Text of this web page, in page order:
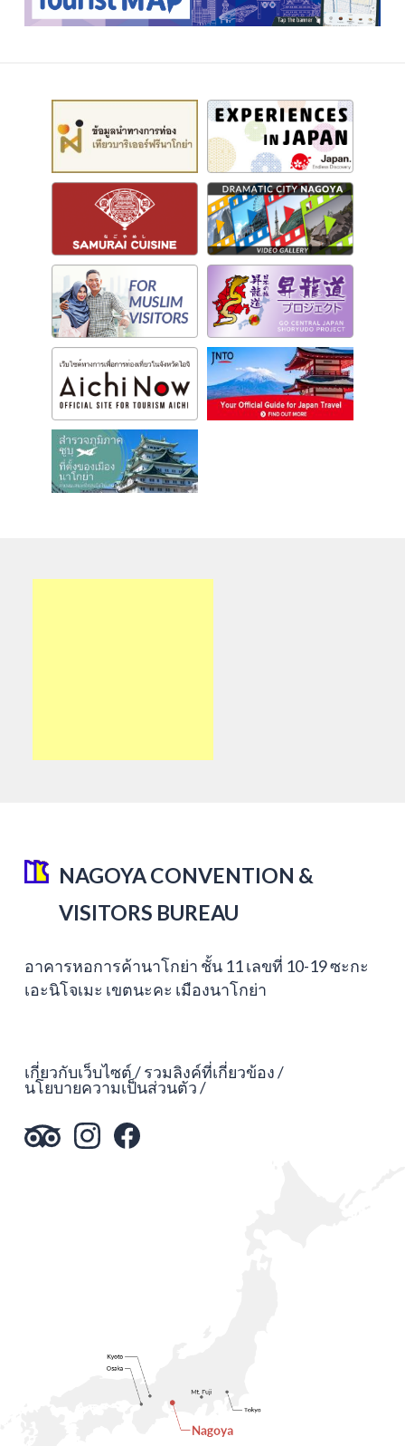
NAGOYA CONVENTION &
VISITORS BUREAU
อาคารหอการค้านาโกย่า ชั้น 11 เลขที่ 10-19 ซะกะ
เอะนิโจเมะ เขตนะคะ เมืองนาโกย่า
เกี่ยวกับเว็บไซต์ รวมลิงค์ที่เกี่ยวข้อง
นโยบายความเป็นส่วนตัว